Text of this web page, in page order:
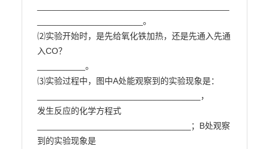
______________________。
⑵实验开始时，是先给氧化铁加热，还是先通入先通
入CO？
__________。
⑶实验过程中，图中A处能观察到的实验现象是：
__________________________________，
发生反应的化学方程式
________________________________；B处观察
到的实验现象是